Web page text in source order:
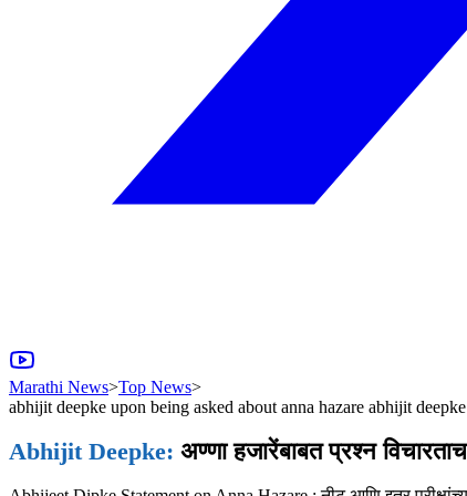
Marathi News>Top News>
abhijit deepke upon being asked about anna hazare abhijit
Abhijit Deepke: अण्णा हजारेंबाबत प्रश्न